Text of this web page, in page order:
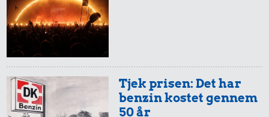
Tjek prisen: Det har
benzin kostet gennem
50 år